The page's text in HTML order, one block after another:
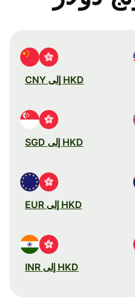
HKD إلى CNY
HKD إلى SGD
HKD إلى EUR
HKD إلى INR